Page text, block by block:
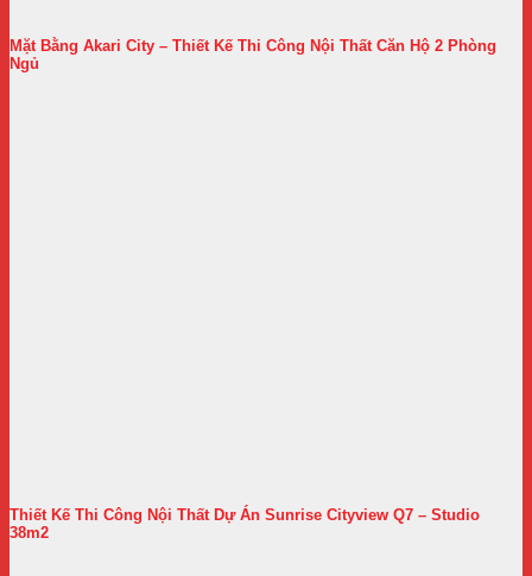
Mặt Bằng Akari City – Thiết Kế Thi Công Nội Thất Căn Hộ 2 Phòng
Ngủ
Thiết Kế Thi Công Nội Thất Dự Án Sunrise Cityview Q7 – Studio
38m2